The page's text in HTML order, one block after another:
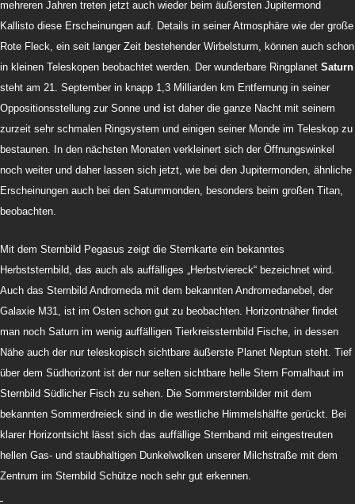
mehreren Jahren treten jetzt auch wieder beim äußersten Jupitermond
Kallisto diese Erscheinungen auf. Details in seiner Atmosphäre wie der große
Rote Fleck, ein seit langer Zeit bestehender Wirbelsturm, können auch schon
in kleinen Teleskopen beobachtet werden. Der wunderbare Ringplanet Saturn
steht am 21. September in knapp 1,3 Milliarden km Entfernung in seiner
Oppositionsstellung zur Sonne und ist daher die ganze Nacht mit seinem
zurzeit sehr schmalen Ringsystem und einigen seiner Monde im Teleskop zu
bestaunen. In den nächsten Monaten verkleinert sich der Öffnungswinkel
noch weiter und daher lassen sich jetzt, wie bei den Jupitermonden, ähnliche
Erscheinungen auch bei den Saturnmonden, besonders beim großen Titan,
beobachten.
Mit dem Sternbild Pegasus zeigt die Sternkarte ein bekanntes
Herbststernbild, das auch als auffälliges „Herbstviereck“ bezeichnet wird.
Auch das Sternbild Andromeda mit dem bekannten Andromedanebel, der
Galaxie M31, ist im Osten schon gut zu beobachten. Horizontnäher findet
man noch Saturn im wenig auffälligen Tierkreissternbild Fische, in dessen
Nähe auch der nur teleskopisch sichtbare äußerste Planet Neptun steht. Tief
über dem Südhorizont ist der nur selten sichtbare helle Stern Fomalhaut im
Sternbild Südlicher Fisch zu sehen. Die Sommersternbilder mit dem
bekannten Sommerdreieck sind in die westliche Himmelshälfte gerückt. Bei
klarer Horizontsicht lässt sich das auffällige Sternband mit eingestreuten
hellen Gas- und staubhaltigen Dunkelwolken unserer Milchstraße mit dem
Zentrum im Sternbild Schütze noch sehr gut erkennen.